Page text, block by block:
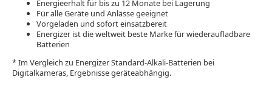
Energieerhalt für bis zu 12 Monate bei Lagerung
Für alle Geräte und Anlässe geeignet
Vorgeladen und sofort einsatzbereit
Energizer ist die weltweit beste Marke für wiederaufladbare
Batterien
* Im Vergleich zu Energizer Standard-Alkali-Batterien bei
Digitalkameras, Ergebnisse geräteabhängig.